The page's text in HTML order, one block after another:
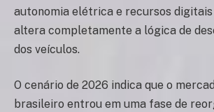
autonomia elétrica e recursos
altera completamente a lógica de
dos veículos.
O cenário de 2026 indica que o
brasileiro entrou em uma fase de